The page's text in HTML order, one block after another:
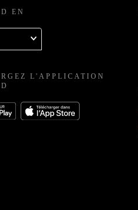
EN
L'APPLICATION